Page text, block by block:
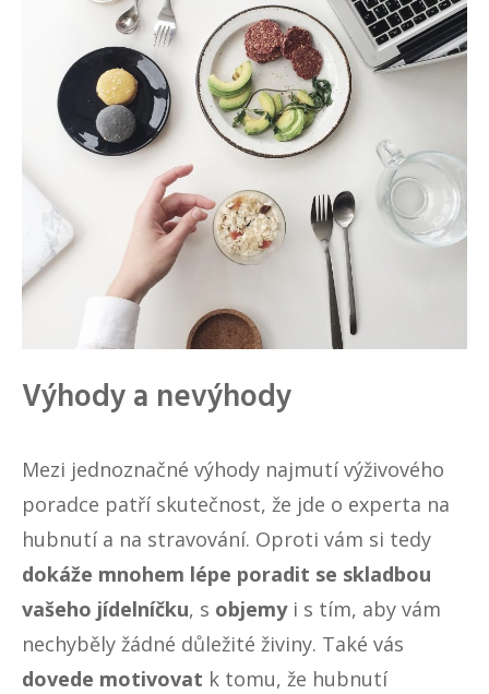
Výhody a nevýhody
Mezi jednoznačné výhody najmutí výživového
poradce patří skutečnost, že jde o experta na
hubnutí a na stravování. Oproti vám si tedy
dokáže mnohem lépe poradit se skladbou
vašeho jídelníčku, s objemyi s tím, aby vám
nechyběly žádné důležité živiny. Také vás
dovede motivovat k tomu, že hubnutí